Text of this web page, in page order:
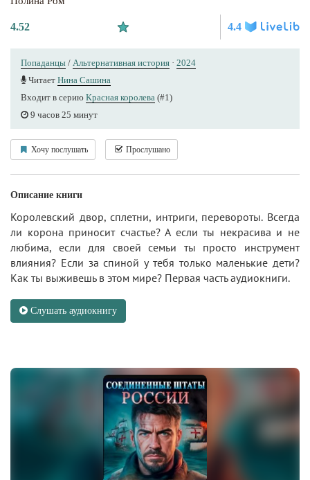
4.52 4.4
Попаданцы / Альтернативная история · 2024
Читает Нина Сашина
Входит в серию Красная королева (#1)
9 часов 25 минут
Хочу послушать Прослушано
Описание книги
Королевский двор, сплетни, интриги, перевороты. Всегда
ли корона приносит счастье? А если ты некрасива и не
любима, если для своей семьи ты просто инструмент
влияния? Если за спиной у тебя только маленькие дети?
Как ты выживешь в этом мире? Первая часть аудиокниги.
Слушать аудиокнигу